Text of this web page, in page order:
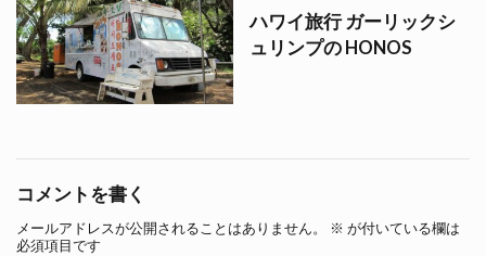
ハワイ旅行 ガーリックシ
ュリンプの HONOS
コメントを書く
メールアドレスが公開されることはありません。 ※ が付いている欄は
必須項目です